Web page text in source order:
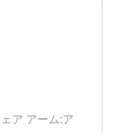
ア アーム:ア